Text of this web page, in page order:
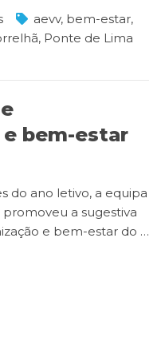
aevv, bem-estar,
, Ponte de Lima
bem-estar
do ano letivo, a equipa
a sugestiva
e bem-estar do …